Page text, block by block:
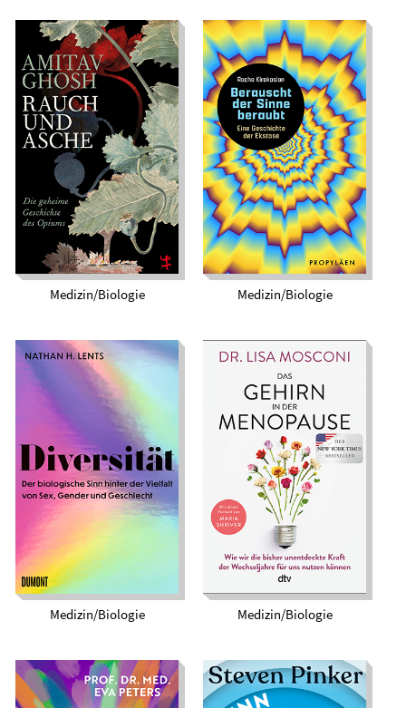
Rauch und Asche.
Die geheime
Geschichte des
Opiums
Medizin/Biologie
Berauscht der Sinne
beraubt. Eine
Geschichte der
Ekstase
Medizin/Biologie
Diversität. Der
biologische Sinn
hinter der Vielfalt
von Sex, Gender und
Geschlecht
Medizin/Biologie
Das Gehirn in der
Menopause. Wie wir
die bisher
unentdeckte Kraft
der Wechseljahre für
uns nutzen können
Medizin/Biologie